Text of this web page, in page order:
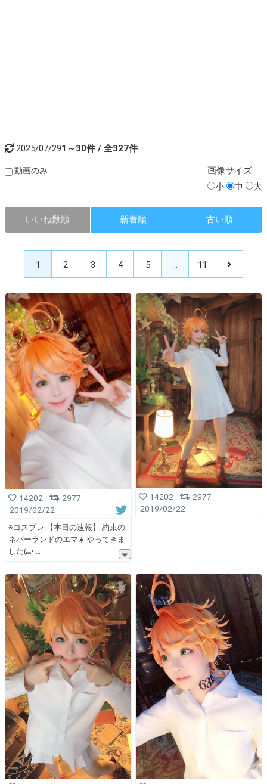
2025/07/291～30件 / 全327件
動画のみ 画像サイズ
小
中 大
いいね数順 新着順 古い順
1 2 3 4 5 … 11
14202
2977
2019/02/22
※コスプレ 【本日の速報】 約束の
ネバーランドのエマ☀️ やってきま
した(⑉•
14202
2977
2019/02/22